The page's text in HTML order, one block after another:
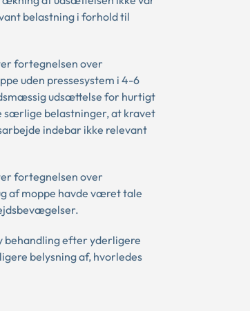
belastning i forhold til
fortegnelsen over
uden pressesystem i 4-6
udsættelse for hurtigt
særlige belastninger, at kravet
indebar ikke relevant
fortegnelsen over
af moppe havde været tale
behandling efter yderligere
belysning af, hvorledes